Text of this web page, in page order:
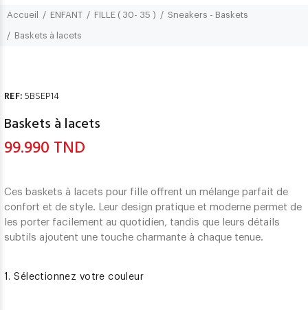
Accueil ENFANT FILLE ( 30- 35 ) Sneakers - Baskets
Baskets à lacets
REF:5BSEP14
Baskets à lacets
99.990 TND
Ces baskets à lacets pour fille offrent un mélange parfait de
confort et de style. Leur design pratique et moderne permet de
les porter facilement au quotidien, tandis que leurs détails
subtils ajoutent une touche charmante à chaque tenue.
1. Sélectionnez votre couleur